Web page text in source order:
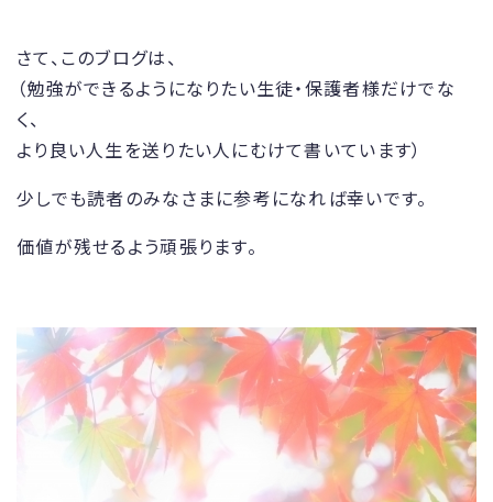
さて、このブログは、
（勉強ができるようになりたい生徒・保護者様だけでな
く、
より良い人生を送りたい人にむけて書いています）
少しでも読者のみなさまに参考になれば幸いです。
価値が残せるよう頑張ります。